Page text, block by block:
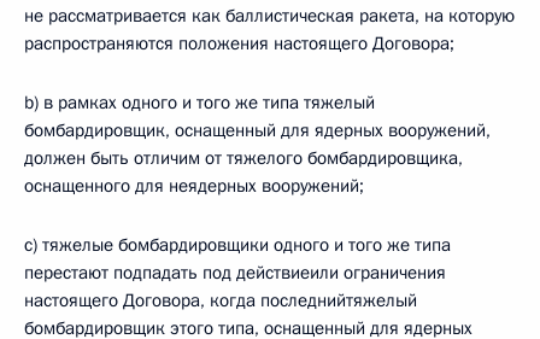
не рассматривается как баллистическая ракета, на которую
распространяются положения настоящего Договора;
b) в рамках одного и того же типа тяжелый
бомбардировщик, оснащенный для ядерных вооружений,
должен быть отличим от тяжелого бомбардировщика,
оснащенного для неядерных вооружений;
c) тяжелые бомбардировщики одного и того же типа
перестают подпадать под действиеили ограничения
настоящего Договора, когда последнийтяжелый
бомбардировщик этого типа, оснащенный для ядерных